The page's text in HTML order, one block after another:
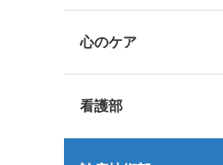
心のケア
看護部